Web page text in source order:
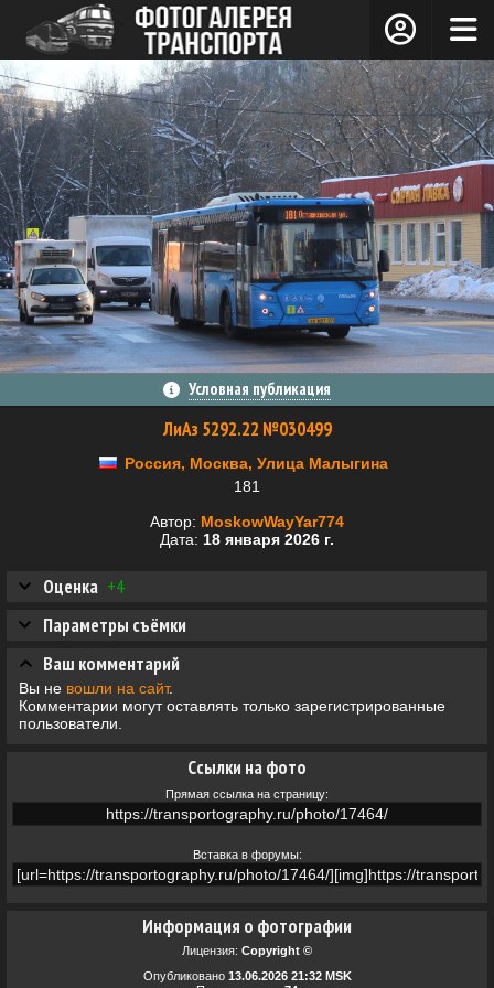
Условная публикация
ЛиАз 5292.22 №030499
Россия, Москва, Улица Малыгина
181
Автор: MoskowWayYar774
Дата: 18 января 2026 г.
Информация о фотографии
Лицензия: Copyright ©
Опубликовано 13.06.2026 21:32 MSK
Оценка +4
Ссылки на фото
Прямая ссылка на страницу:
Вставка в форумы:
Параметры съёмки
Ваш комментарий
Вы не вошли на сайт.
Комментарии могут оставлять только зарегистрированные
пользователи.